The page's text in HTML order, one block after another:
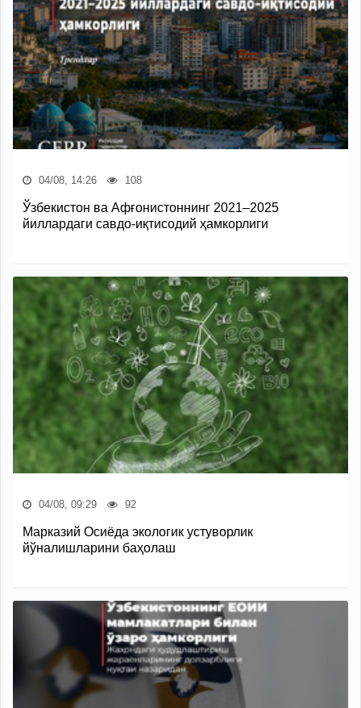
04/08, 14:26 108
Ўзбекистон ва Афғонистоннинг 2021–2025
йиллардаги савдо-иқтисодий ҳамкорлиги
04/08, 09:29 92
Марказий Осиёда экологик устуворлик
йўналишларини баҳолаш